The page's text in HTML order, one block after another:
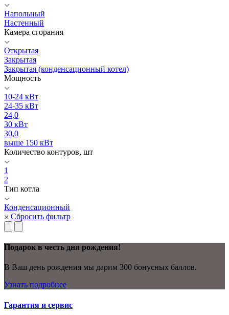
Напольный
Настенный
Камера сгорания
Открытая
Закрытая
Закрытая (конденсационный котел)
Мощность
10-24 кВт
24-35 кВт
24,0
30 кВт
30,0
выше 150 кВт
Количество контуров, шт
1
2
Тип котла
Конденсационный
Сбросить фильтр
Подарок в честь дня рождения!
В Ваш день рождения мы дарим 300 бонусных баллов.
Узнать подробнее
Гарантия и сервис